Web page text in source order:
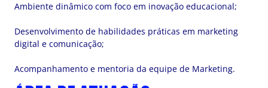
Ambiente dinâmico com foco em inovação educacional;
Desenvolvimento de habilidades práticas em marketing
digital e comunicação;
Acompanhamento e mentoria da equipe de Marketing.